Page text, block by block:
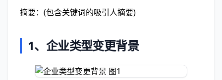
摘要：(包含关键词的吸引人摘要)
1、企业类型变更背景